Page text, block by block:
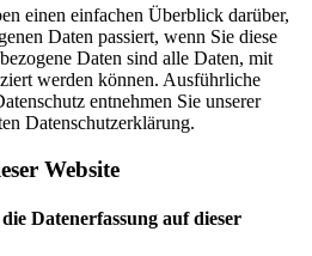
einen einfachen Überblick darüber,
Daten passiert, wenn Sie diese
Daten sind alle Daten, mit
werden können. Ausführliche
entnehmen Sie unserer
Datenschutzerklärung.
Website
Datenerfassung auf dieser